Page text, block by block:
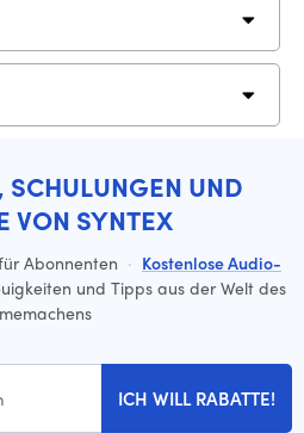
SCHULUNGEN UND
VON SYNTEX
Abonnenten · Kostenlose Audio-
und Tipps aus der Welt des
ICH WILL RABATTE!